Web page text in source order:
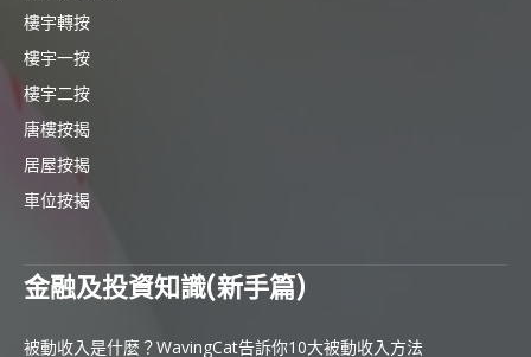
樓宇轉按
樓宇一按
樓宇二按
唐樓按揭
居屋按揭
車位按揭
金融及投資知識(新手篇)
被動收入是什麼？WavingCat告訴你10大被動收入方法